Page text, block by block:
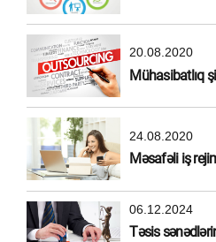
20.08.2020
Mühasibatlıq
24.08.2020
Məsafəli iş
06.12.2024
Təsis